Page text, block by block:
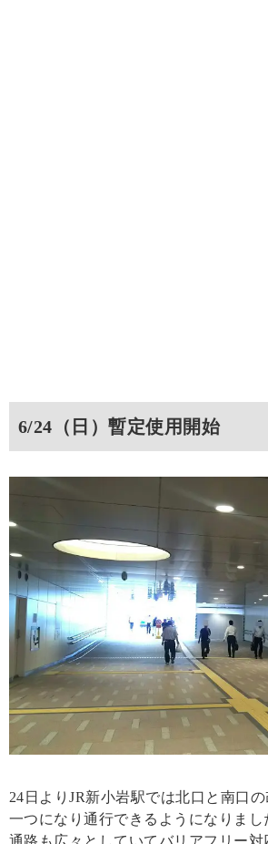
6/24（日）暫定使用開始
24日よりJR新小岩駅では北口と南口
一つになり通行できるようになりまし
通路も広々としていてバリアフリー